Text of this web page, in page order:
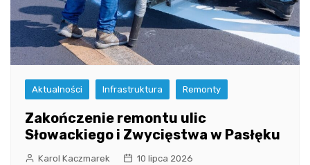
Aktualności Infrastruktura Remonty
Zakończenie remontu ulic
Słowackiego i Zwycięstwa w Pasłęku
Karol Kaczmarek 10 lipca 2026